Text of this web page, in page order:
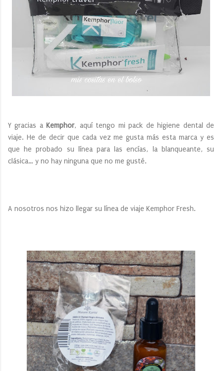
Y gracias a Kemphor, aquí tengo mi pack de higiene dental de
viaje. He de decir que cada vez me gusta más esta marca y es
que he probado su línea para las encías, la blanqueante, su
clásica… y no hay ninguna que no me gusté.
A nosotros nos hizo llegar su línea de viaje Kemphor Fresh.